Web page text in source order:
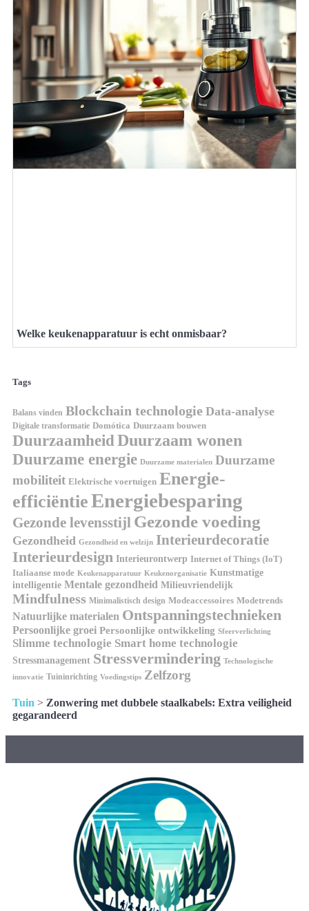
Welke keukenapparatuur is echt onmisbaar?
Tags
Balans vinden Blockchain technologie Data-analyse
Digitale transformatie Domótica Duurzaam bouwen
Duurzaamheid Duurzaam wonen
Duurzame energie Duurzame materialen Duurzame
mobiliteit Elektrische voertuigen Energie-
efficiëntieEnergiebesparing
Gezonde levensstijl Gezonde voeding
Gezondheid Gezondheid en welzijn Interieurdecoratie
Interieurdesign Interieurontwerp Internet of Things (IoT)
Italiaanse mode Keukenapparatuur Keukenorganisatie Kunstmatige
intelligentie Mentale gezondheid Milieuvriendelijk
Mindfulness Minimalistisch design Modeaccessoires Modetrends
Natuurlijke materialen Ontspanningstechnieken
Persoonlijke groei Persoonlijke ontwikkeling Sfeerverlichting
Slimme technologie Smart home technologie
Stressmanagement Stressvermindering Technologische
innovatie Tuininrichting Voedingstips Zelfzorg
Tuin > Zonwering met dubbele staalkabels: Extra veiligheid
gegarandeerd